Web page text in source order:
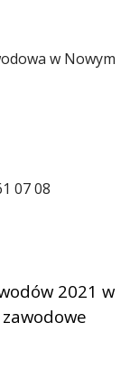
w Nowym
07 08
2021 w